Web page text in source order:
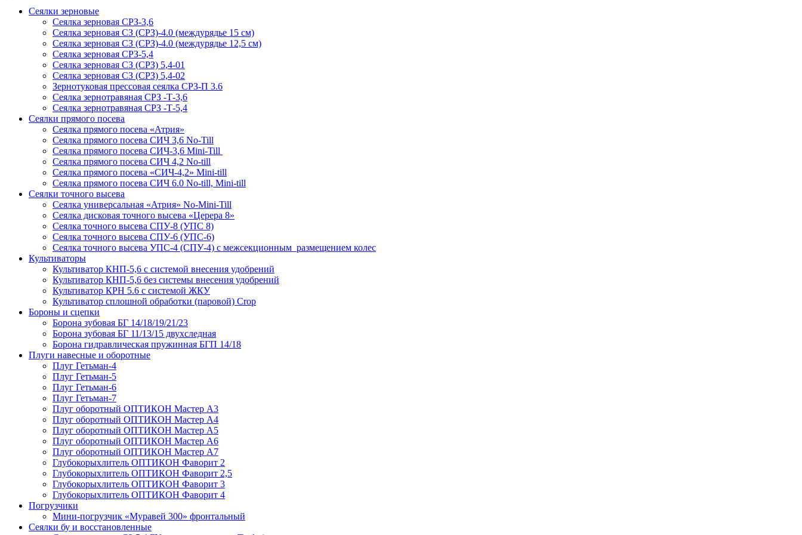
Сеялки зерновые
Сеялка зерновая СРЗ-3,6
Сеялка зерновая СЗ (СРЗ)-4.0 (междурядье 15 см)
Сеялка зерновая СЗ (СРЗ)-4.0 (междурядье 12,5 см)
Сеялка зерновая СРЗ-5,4
Сеялка зерновая СЗ (СРЗ) 5,4-01
Сеялка зерновая СЗ (СРЗ) 5,4-02
Зернотуковая прессовая сеялка СРЗ-П 3.6
Сеялка зернотравяная СРЗ -Т-3,6
Сеялка зернотравяная СРЗ -Т-5,4
Сеялки прямого посева
Сеялка прямого посева «Атрия»
Сеялка прямого посева СИЧ 3,6 No-Till
Сеялка прямого посева СИЧ-3,6 Mini-Till
Сеялка прямого посева СИЧ 4,2 No-till
Сеялка прямого посева «СИЧ-4,2» Mini-till
Сеялка прямого посева СИЧ 6.0 No-till, Mini-till
Сеялки точного высева
Сеялка универсальная «Атрия» No-Mini-Till
Сеялка дисковая точного высева «Церера 8»
Сеялка точного высева СПУ-8 (УПС 8)
Сеялка точного высева СПУ-6 (УПС-6)
Сеялка точного высева УПС-4 (СПУ-4) с межсекционным размещением колес
Культиваторы
Культиватор КНП-5,6 с системой внесения удобрений
Культиватор КНП-5,6 без системы внесения удобрений
Культиватор КРН 5.6 с системой ЖКУ
Культиватор сплошной обработки (паровой) Crop
Бороны и сцепки
Борона зубовая БГ 14/18/19/21/23
Борона зубовая БГ 11/13/15 двухследная
Борона гидравлическая пружинная БГП 14/18
Плуги навесные и оборотные
Плуг Гетьман-4
Плуг Гетьман-5
Плуг Гетьман-6
Плуг Гетьман-7
Плуг оборотный ОПТИКОН Мастер А3
Плуг оборотный ОПТИКОН Мастер А4
Плуг оборотный ОПТИКОН Мастер А5
Плуг оборотный ОПТИКОН Мастер А6
Плуг оборотный ОПТИКОН Мастер А7
Глубокорыхлитель ОПТИКОН Фаворит 2
Глубокорыхлитель ОПТИКОН Фаворит 2,5
Глубокорыхлитель ОПТИКОН Фаворит 3
Глубокорыхлитель ОПТИКОН Фаворит 4
Погрузчики
Мини-погрузчик «Муравей 300» фронтальный
Сеялки бу и восстановленные